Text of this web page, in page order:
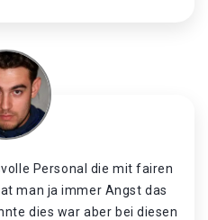
Personal die mit fairen
man ja immer Angst das
dies war aber bei diesen